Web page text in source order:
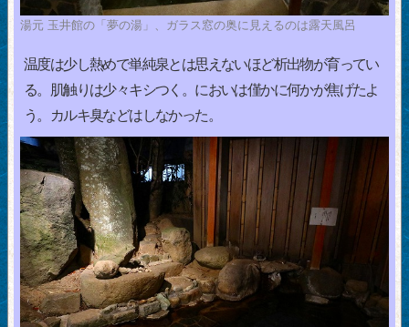
湯元 玉井館の「夢の湯」、ガラス窓の奥に見えるのは露天風呂
温度は少し熱めで単純泉とは思えないほど析出物が育ってい
る。肌触りは少々キシつく。においは僅かに何かが焦げたよ
う。カルキ臭などはしなかった。